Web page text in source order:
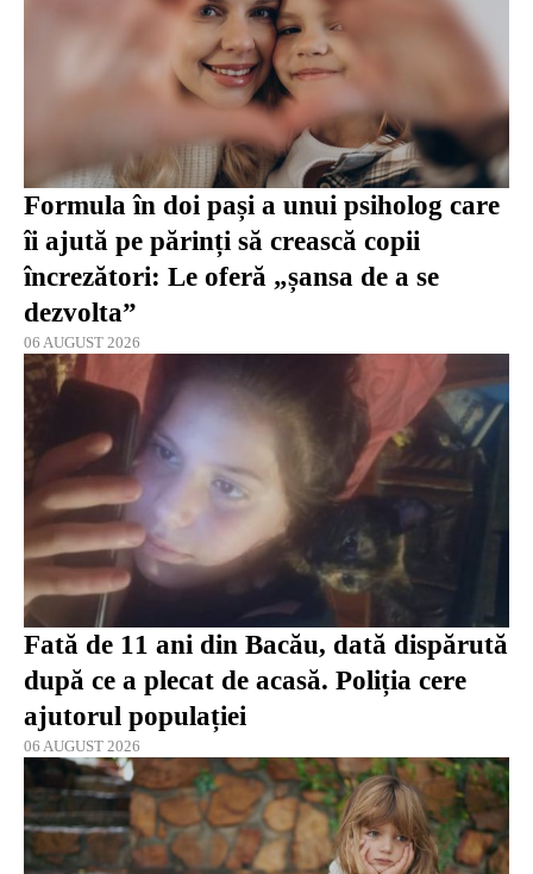
Formula în doi pași a unui psiholog care
îi ajută pe părinți să crească copii
încrezători: Le oferă „șansa de a se
dezvolta”
06 AUGUST 2026
Fată de 11 ani din Bacău, dată dispărută
după ce a plecat de acasă. Poliția cere
ajutorul populației
06 AUGUST 2026